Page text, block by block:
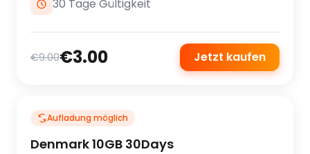
30 Tage Gültigkeit
€9.00€3.00 Jetzt kaufen
Aufladung möglich
Denmark 10GB 30Days